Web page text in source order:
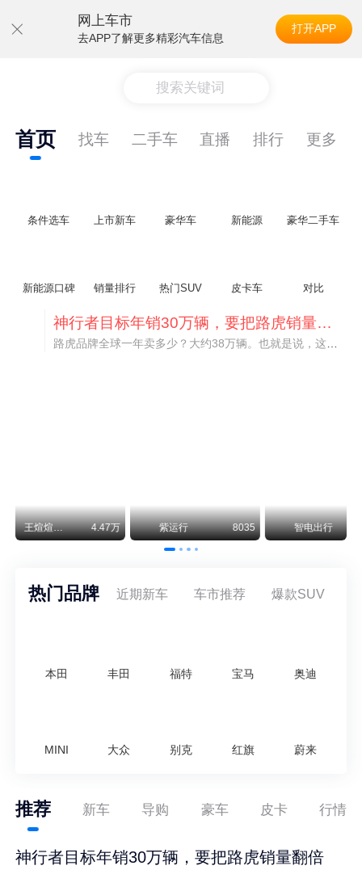
网上车市
去APP了解更多精彩汽车信息
打开APP
搜索关键词
首页 找车 二手车 直播 排行 更多
条件选车 上市新车 豪华车 新能源 豪华二手车
新能源口碑 销量排行 热门SUV 皮卡车 对比
神行者目标年销30万辆，要把路虎销量翻倍
紫运行 8035 智电出行 3.08万 废铁骑士
热门品牌 近期新车 车市推荐 爆款SUV
本田 丰田 福特 宝马 奥迪
MINI 大众 别克 红旗 蔚来
推荐 新车 导购 豪车 皮卡 行情
神行者目标年销30万辆，要把路虎销量翻倍